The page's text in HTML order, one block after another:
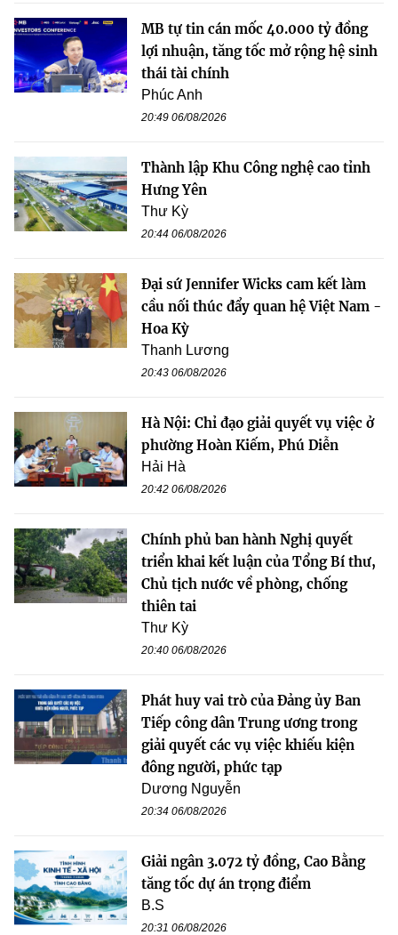
MB tự tin cán mốc 40.000 tỷ đồng
lợi nhuận, tăng tốc mở rộng hệ sinh
thái tài chính
Phúc Anh
20:49 06/08/2026
Thành lập Khu Công nghệ cao tỉnh
Hưng Yên
Thư Kỳ
20:44 06/08/2026
Đại sứ Jennifer Wicks cam kết làm
cầu nối thúc đẩy quan hệ Việt Nam -
Hoa Kỳ
Thanh Lương
20:43 06/08/2026
Hà Nội: Chỉ đạo giải quyết vụ việc ở
phường Hoàn Kiếm, Phú Diễn
Hải Hà
20:42 06/08/2026
Chính phủ ban hành Nghị quyết
triển khai kết luận của Tổng Bí thư,
Chủ tịch nước về phòng, chống
thiên tai
Thư Kỳ
20:40 06/08/2026
Phát huy vai trò của Đảng ủy Ban
Tiếp công dân Trung ương trong
giải quyết các vụ việc khiếu kiện
đông người, phức tạp
Dương Nguyễn
20:34 06/08/2026
Giải ngân 3.072 tỷ đồng, Cao Bằng
tăng tốc dự án trọng điểm
B.S
20:31 06/08/2026